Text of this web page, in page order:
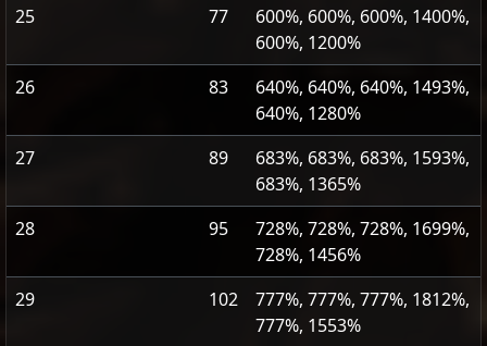
25
77
600%, 600%, 600%, 1400%,
600%, 1200%
26
83
640%, 640%, 640%, 1493%,
640%, 1280%
27
89
683%, 683%, 683%, 1593%,
683%, 1365%
28
95
728%, 728%, 728%, 1699%,
728%, 1456%
29
102
777%, 777%, 777%, 1812%,
777%, 1553%